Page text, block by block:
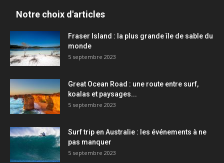
Notre choix d'articles
Fraser Island : la plus grande île de sable du
monde
5 septembre 2023
Great Ocean Road : une route entre surf,
koalas et paysages...
5 septembre 2023
Surf trip en Australie : les événements à ne
pas manquer
5 septembre 2023